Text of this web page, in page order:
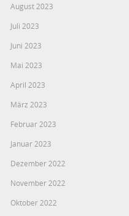
August 2023
Juli 2023
Juni 2023
Mai 2023
April 2023
März 2023
Februar 2023
Januar 2023
Dezember 2022
November 2022
Oktober 2022